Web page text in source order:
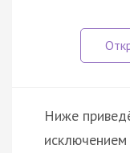
Ниже